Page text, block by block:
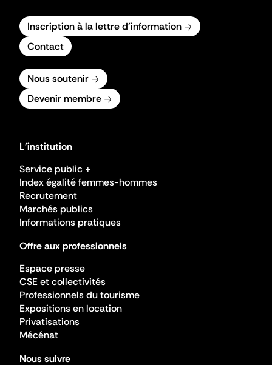
Inscription à la lettre d'information
Contact
Nous soutenir
Devenir membre
L'institution
Service public +
Index égalité femmes-hommes
Recrutement
Marchés publics
Informations pratiques
Offre aux professionnels
Espace presse
CSE et collectivités
Professionnels du tourisme
Expositions en location
Privatisations
Mécénat
Nous suivre